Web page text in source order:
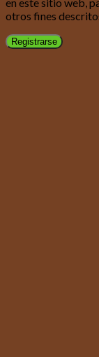
otros fines
Registrarse